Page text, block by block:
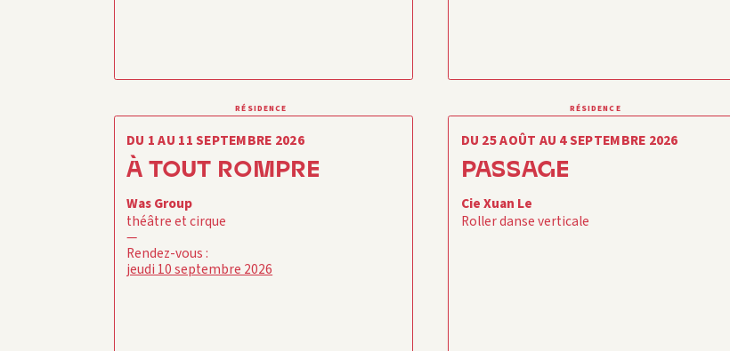
RÉSIDENCE
DU 1 AU 11 SEPTEMBRE 2026
À TOUT ROMPRE
Was Group
théâtre et cirque
—
Rendez-vous :
jeudi 10 septembre 2026
RÉSIDENCE
DU 25 AOÛT AU 4 SEPTEMBRE 2026
PASSAGE
Cie Xuan Le
Roller danse verticale